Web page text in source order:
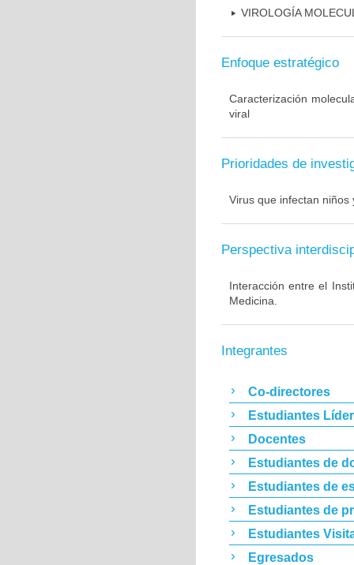
VIROLOGÍA
Enfoque estratégico
Caracterización
viral
Prioridades de
Virus que infectan
Perspectiva
Interacción entre el
Medicina.
Integrantes
Co-directores
Estudiantes
Docentes
Estudiantes de
Estudiantes de
Estudiantes de
Estudiantes
Egresados